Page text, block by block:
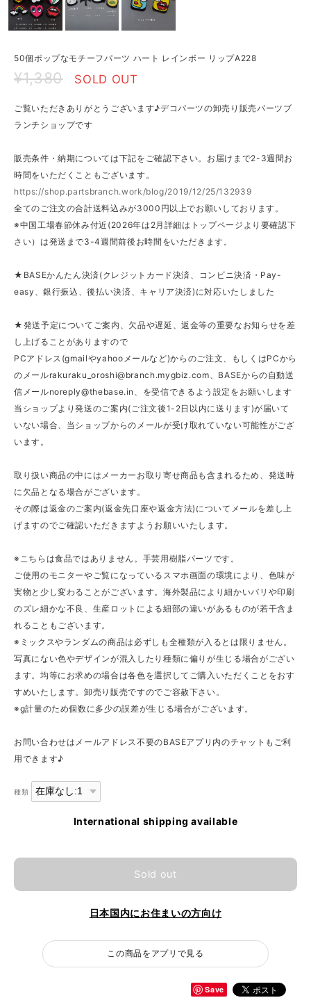
50個ポップなモチーフパーツ ハート レインボー リップA228
¥1,380 SOLD OUT
ご覧いただきありがとうございます♪デコパーツの卸売り販売パーツブ
ランチショップです
販売条件・納期については下記をご確認下さい。お届けまで2-3週間お
時間をいただくこともございます。
https://shop.partsbranch.work/blog/2019/12/25/132939
全てのご注文の合計送料込みが3000円以上でお願いしております。
※中国工場春節休み付近(2026年は2月詳細はトップページより要確認下
さい）は発送まで3-4週間前後お時間をいただきます。
★BASEかんたん決済(クレジットカード決済、コンビニ決済・Pay-
easy、銀行振込、後払い決済、キャリア決済)に対応いたしました
★発送予定についてご案内、欠品や遅延、返金等の重要なお知らせを差
し上げることがありますので
PCアドレス(gmailやyahooメールなど)からのご注文、もしくはPCから
のメールrakuraku_oroshi@branch.mygbiz.com、BASEからの自動送
信メールnoreply@thebase.in 、を受信できるよう設定をお願いします
当ショップより発送のご案内(ご注文後1-2日以内に送ります)が届いて
いない場合、当ショップからのメールが受け取れていない可能性がござ
います。
取り扱い商品の中にはメーカーお取り寄せ商品も含まれるため、発送時
に欠品となる場合がございます。
その際は返金のご案内(返金先口座や返金方法)についてメールを差し上
げますのでご確認いただきますようお願いいたします。
※こちらは食品ではありません。手芸用樹脂パーツです。
ご使用のモニターやご覧になっているスマホ画面の環境により、色味が
実物と少し変わることがございます。海外製品により細かいバリや印刷
のズレ細かな不良、生産ロットによる細部の違いがあるものが若干含ま
れることもございます。
※ミックスやランダムの商品は必ずしも全種類が入るとは限りません。
写真にない色やデザインが混入したり種類に偏りが生じる場合がござい
ます。均等にお求めの場合は各色を選択してご購入いただくことをおす
すめいたします。卸売り販売ですのでご容赦下さい。
※g計量のため個数に多少の誤差が生じる場合がございます。
お問い合わせはメールアドレス不要のBASEアプリ内のチャットもご利
用できます♪
種類
International shipping available
Sold out
日本国内にお住まいの方向け
この商品をアプリで見る
Save